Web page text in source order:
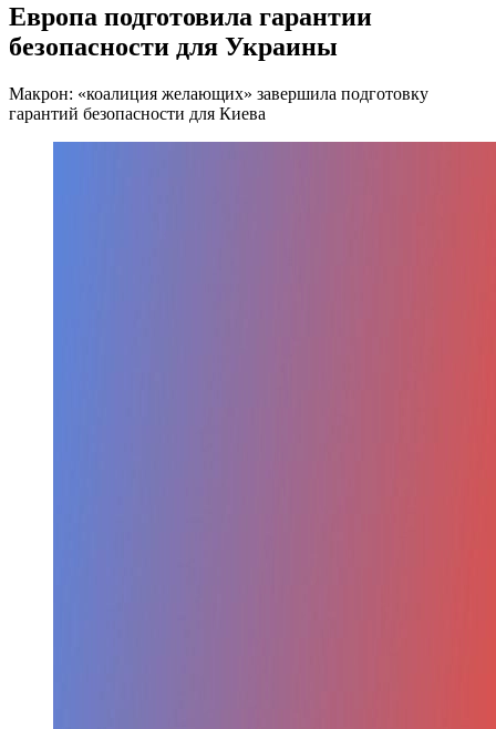
Европа подготовила гарантии
безопасности для Украины
Макрон: «коалиция желающих» завершила подготовку
гарантий безопасности для Киева